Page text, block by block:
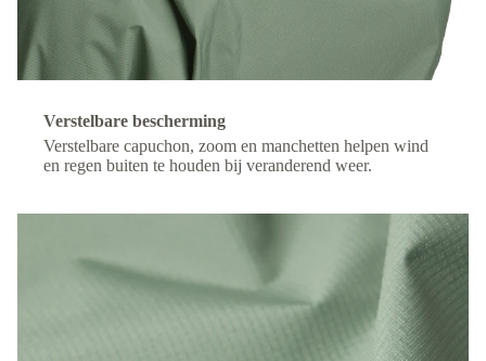
Verstelbare bescherming
Verstelbare capuchon, zoom en manchetten helpen wind
en regen buiten te houden bij veranderend weer.